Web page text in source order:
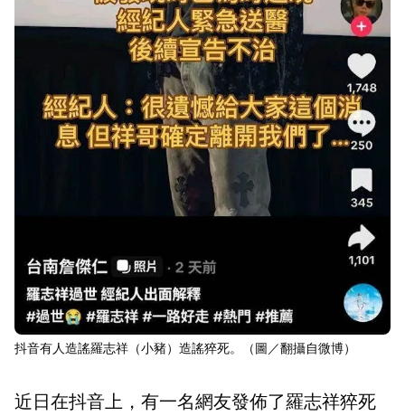
抖音有人造謠羅志祥（小豬）造謠猝死。（圖／翻攝自微博）
近日在抖音上，有一名網友發佈了羅志祥猝死